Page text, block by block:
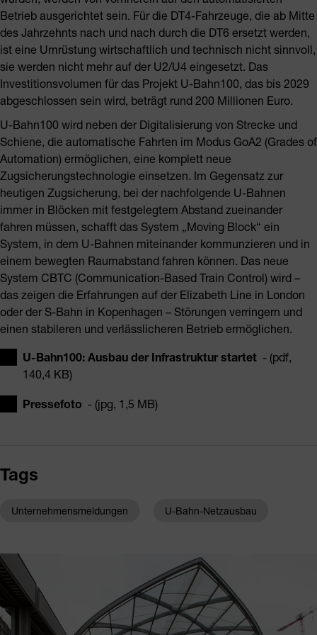
Betrieb ausgerichtet sein. Für die DT4-Fahrzeuge, die ab Mitte
des Jahrzehnts nach und nach durch die DT6 ersetzt werden,
ist eine Umrüstung wirtschaftlich und technisch nicht sinnvoll,
sie werden nicht mehr auf der U2/U4 eingesetzt. Das
Investitionsvolumen für das Projekt U-Bahn100, das bis 2029
abgeschlossen sein wird, beträgt rund 200 Millionen Euro.
U-Bahn100 wird neben der Digitalisierung von Strecke und
Schiene, die automatische Fahrten im Modus GoA2 (Grades of
Automation) ermöglichen, eine komplett neue
Zugsicherungstechnologie einsetzen. Im Gegensatz zur
heutigen Zugsicherung, bei der nachfolgende U-Bahnen
immer in Blöcken mit festgelegtem Abstand zueinander
fahren müssen, schafft das System „Moving Block“ ein
System, in dem U-Bahnen miteinander kommunzieren und in
einem bewegten Raumabstand fahren können. Das neue
System CBTC (Communication-Based Train Control) wird –
das zeigen die Erfahrungen auf der Elizabeth Line in London
oder der S-Bahn in Kopenhagen – Störungen verringern und
einen stabileren und verlässlicheren Betrieb ermöglichen.
U-Bahn100: Ausbau der Infrastruktur startet - (pdf,
140,4 KB)
Pressefoto - (jpg, 1,5 MB)
Tags
Unternehmensmeldungen U-Bahn-Netzausbau